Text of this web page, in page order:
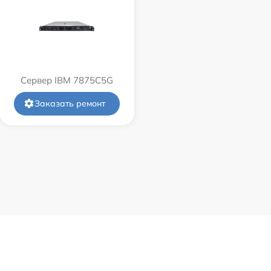
Сервер IBM 7875C5G
Заказать ремонт